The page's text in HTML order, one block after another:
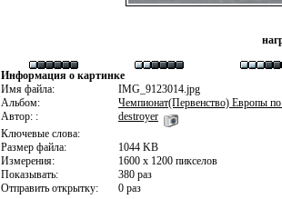
Информация о картинке
Имя файла:
IMG_9123014.jpg
Альбом:
Чемпионат(Первенство) Европы
Автор: :
destroyer
Ключевые слова:
Размер файла:
1044 KB
Измерения:
1600 x 1200 пикселов
Показывать:
380 раз
Отправить открытку:
0 раз